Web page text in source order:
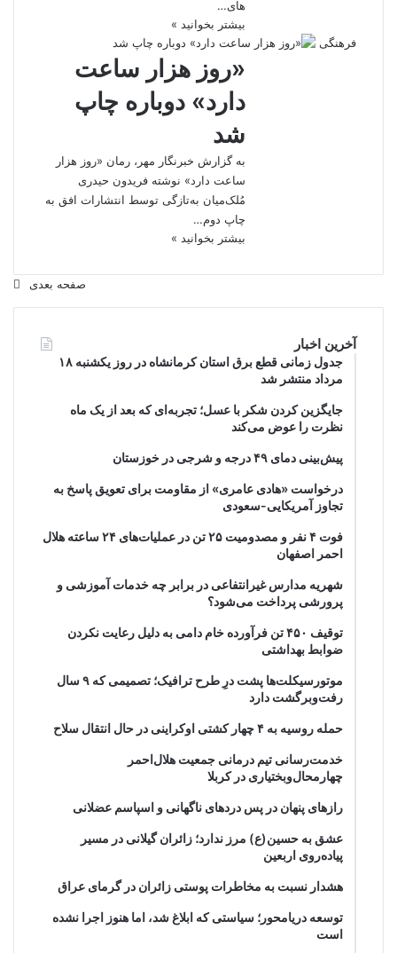
های…
بیشتر بخوانید »
فرهنگی
«روز هزار ساعت
دارد» دوباره چاپ
شد
به گزارش خبرنگار مهر، رمان «روز هزار
ساعت دارد» نوشته فریدون حیدری
مُلک‌میان به‌تازگی توسط انتشارات افق به
چاپ دوم…
بیشتر بخوانید »
صفحه بعدی
آخرین اخبار
جدول زمانی قطع برق استان کرمانشاه در روز یکشنبه ۱۸
مرداد منتشر شد
جایگزین کردن شکر با عسل؛ تجربه‌ای که بعد از یک ماه
نظرت را عوض می‌کند
پیش‌بینی دمای ۴۹ درجه و شرجی در خوزستان
درخواست «هادی عامری» از مقاومت برای تعویق پاسخ به
تجاوز آمریکایی-سعودی
فوت ۴ نفر و مصدومیت ۲۵ تن در عملیات‌های ۲۴ ساعته هلال
احمر اصفهان
شهریه مدارس غیرانتفاعی در برابر چه خدمات آموزشی و
پرورشی پرداخت می‌شود؟
توقیف ۴۵۰ تن فرآورده خام دامی به دلیل رعایت نکردن
ضوابط بهداشتی
موتورسیکلت‌ها پشت درِ طرح ترافیک؛ تصمیمی که ۹ سال
رفت‌وبرگشت دارد
حمله روسیه به ۴ چهار کشتی اوکراینی در حال انتقال سلاح
خدمت‌رسانی تیم درمانی جمعیت هلال‌احمر
چهارمحال‌وبختیاری در کربلا
رازهای پنهان در پس دردهای ناگهانی و اسپاسم عضلانی
عشق به حسین(ع) مرز ندارد؛ زائران گیلانی در مسیر
پیاده‌روی اربعین
هشدار نسبت به مخاطرات پوستی زائران در گرمای عراق
توسعه دریامحور؛ سیاستی که ابلاغ شد، اما هنوز اجرا نشده
است